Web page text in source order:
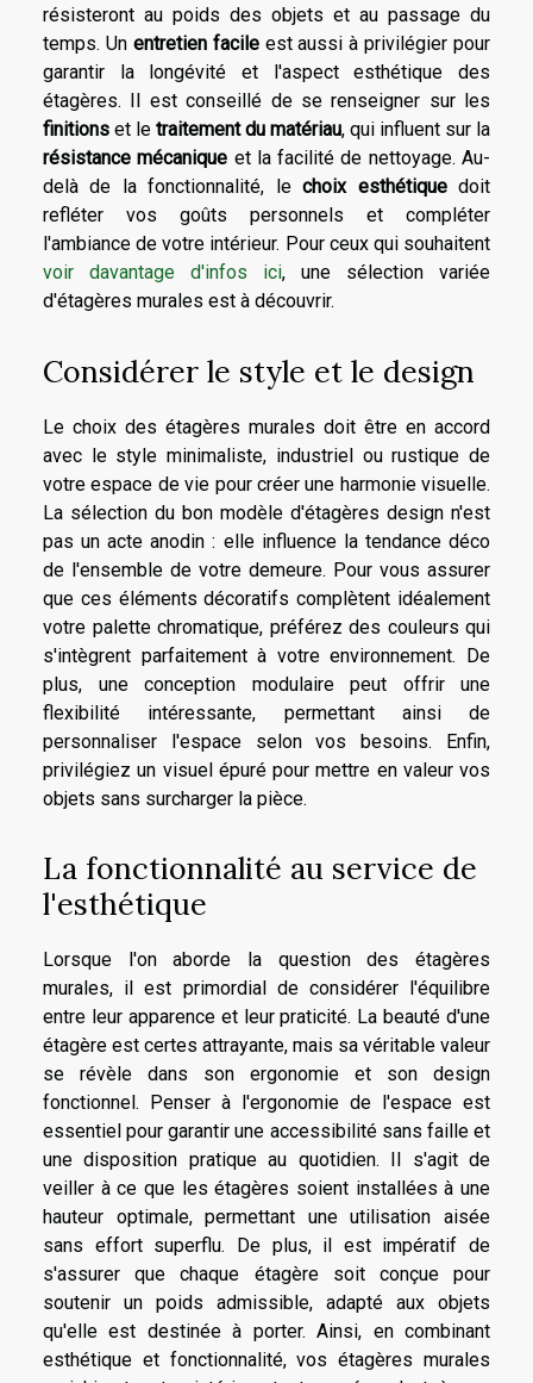
résisteront au poids des objets et au passage du
temps. Un entretien facileest aussi à privilégier pour
garantir la longévité et l'aspect esthétique des
étagères. Il est conseillé de se renseigner sur les
finitions et le traitement du matériau, qui influent sur la
résistance mécanique et la facilité de nettoyage. Au-
delà de la fonctionnalité, lechoix esthétiquedoit
refléter vos goûts personnels et compléter
l'ambiance de votre intérieur. Pour ceux qui souhaitent
voir davantage d'infos ici, une sélection variée
d'étagères murales est à découvrir.
Considérer le style et le design
Le choix des étagères murales doit être en accord
avec le style minimaliste, industriel ou rustique de
votre espace de vie pour créer une harmonie visuelle.
La sélection du bon modèle d'étagères design n'est
pas un acte anodin : elle influence la tendance déco
de l'ensemble de votre demeure. Pour vous assurer
que ces éléments décoratifs complètent idéalement
votre palette chromatique, préférez des couleurs qui
s'intègrent parfaitement à votre environnement. De
plus, une conception modulaire peut offrir une
flexibilité intéressante, permettant ainsi de
personnaliser l'espace selon vos besoins. Enfin,
privilégiez un visuel épuré pour mettre en valeur vos
objets sans surcharger la pièce.
La fonctionnalité au service de
l'esthétique
Lorsque l'on aborde la question des étagères
murales, il est primordial de considérer l'équilibre
entre leur apparence et leur praticité. La beauté d'une
étagère est certes attrayante, mais sa véritable valeur
se révèle dans son ergonomie et son design
fonctionnel. Penser à l'ergonomie de l'espace est
essentiel pour garantir une accessibilité sans faille et
une disposition pratique au quotidien. Il s'agit de
veiller à ce que les étagères soient installées à une
hauteur optimale, permettant une utilisation aisée
sans effort superflu. De plus, il est impératif de
s'assurer que chaque étagère soit conçue pour
soutenir un poids admissible, adapté aux objets
qu'elle est destinée à porter. Ainsi, en combinant
esthétique et fonctionnalité, vos étagères murales